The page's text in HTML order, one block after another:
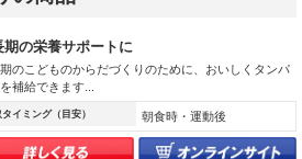
期の栄養サポートに
のこどものからだづくりのために、おいしくタンパ
補給できます...
イミング（目安） 朝食時・運動後